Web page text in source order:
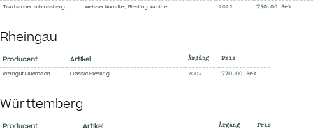
Trarbacher schlossberg Weisser kunstler, Riesling kabinett 2022 750.00 Sek
Rheingau
Producent Artikel Årgång Pris
Weingut Querbach Classic Riesling 2002 770.00 Sek
Württemberg
Producent Artikel Årgång Pris